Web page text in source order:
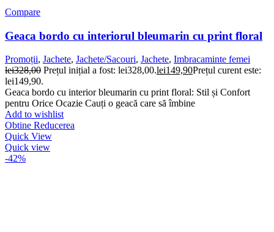
Compare
Geaca bordo cu interiorul bleumarin cu print floral
Promoții, Jachete, Jachete/Sacouri, Jachete, Imbracaminte femei
lei328,00 Prețul inițial a fost: lei328,00.lei149,90Prețul curent este:
lei149,90.
Geaca bordo cu interior bleumarin cu print floral: Stil și Confort
pentru Orice Ocazie Cauți o geacă care să îmbine
Add to wishlist
Obtine Reducerea
Quick View
Quick view
-42%